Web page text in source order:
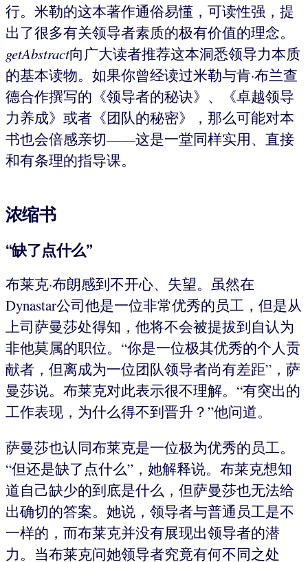
行。米勒的这本著作通俗易懂，可读性强，提
出了很多有关领导者素质的极有价值的理念。
getAbstract向广大读者推荐这本洞悉领导力本质
的基本读物。如果你曾经读过米勒与肯·布兰查
德合作撰写的《领导者的秘诀》、《卓越领导
力养成》或者《团队的秘密》，那么可能对本
书也会倍感亲切——这是一堂同样实用、直接
和有条理的指导课。
浓缩书
“缺了点什么”
布莱克·布朗感到不开心、失望。虽然在
Dynastar公司他是一位非常优秀的员工，但是从
上司萨曼莎处得知，他将不会被提拔到自认为
非他莫属的职位。“你是一位极其优秀的个人贡
献者，但离成为一位团队领导者尚有差距”，萨
曼莎说。布莱克对此表示很不理解。“有突出的
工作表现，为什么得不到晋升？”他问道。
萨曼莎也认同布莱克是一位极为优秀的员工。
“但还是缺了点什么”，她解释说。布莱克想知
道自己缺少的到底是什么，但萨曼莎也无法给
出确切的答案。她说，领导者与普通员工是不
一样的，而布莱克并没有展现出领导者的潜
力。当布莱克问她领导者究竟有何不同之处